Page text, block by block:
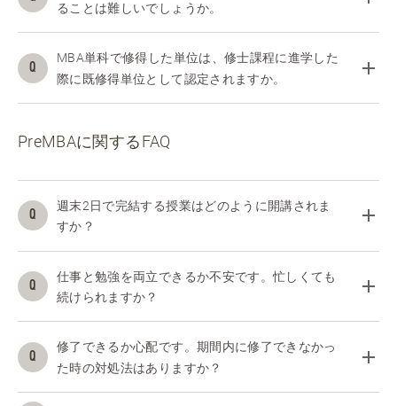
ることは難しいでしょうか。
MBA単科で修得した単位は、修士課程に進学した
際に既修得単位として認定されますか。
PreMBAに関するFAQ
週末2日で完結する授業はどのように開講されま
すか？
仕事と勉強を両立できるか不安です。忙しくても
続けられますか？
修了できるか心配です。期間内に修了できなかっ
た時の対処法はありますか？